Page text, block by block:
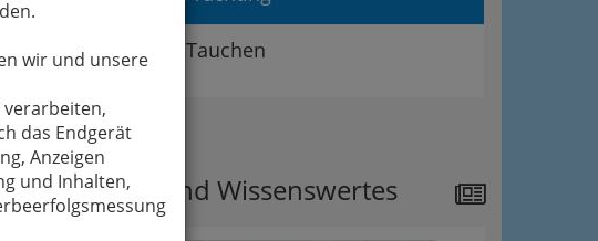
wir und unsere
das Endgerät
Anzeigen
und Inhalten,
Tauchen
Tipps
News und Wissenswertes